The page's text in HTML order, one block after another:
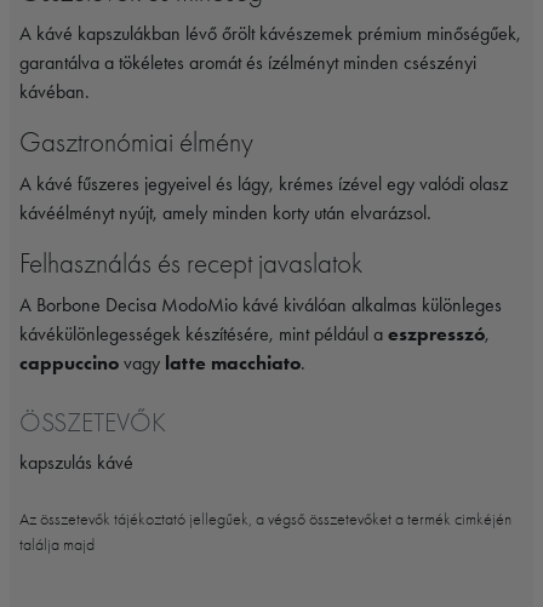
A kávé kapszulákban lévő őrölt kávészemek prémium minőségűek,
garantálva a tökéletes aromát és ízélményt minden csészényi
kávéban.
Gasztronómiai élmény
A kávé fűszeres jegyeivel és lágy, krémes ízével egy valódi olasz
kávéélményt nyújt, amely minden korty után elvarázsol.
Felhasználás és recept javaslatok
A Borbone Decisa ModoMio kávé kiválóan alkalmas különleges
kávékülönlegességek készítésére, mint például a eszpresszó,
cappuccino vagy latte macchiato.
ÖSSZETEVŐK
kapszulás kávé
Az összetevők tájékoztató jellegűek, a végső összetevőket a termék cimkéjén
találja majd